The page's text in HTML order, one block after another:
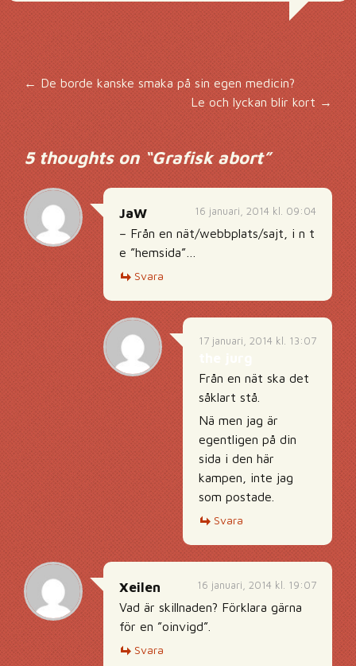
Inläggsnavigering
← De borde kanske smaka på sin egen medicin?
Le och lyckan blir kort →
5 thoughts on “Grafisk abort”
16 januari, 2014 kl. 09:04
JaW
– Från en nät/webbplats/sajt, i n t
e ”hemsida”…
Svara
17 januari, 2014 kl. 13:07
Från en nät ska det
såklart stå.
Nä men jag är
egentligen på din
sida i den här
kampen, inte jag
som postade.
Svara
16 januari, 2014 kl. 19:07
Xeilen
Vad är skillnaden? Förklara gärna
för en ”oinvigd”.
Svara